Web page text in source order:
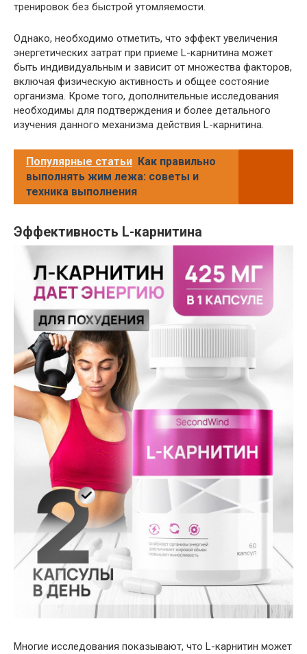
тренировок без быстрой утомляемости.
Однако, необходимо отметить, что эффект увеличения
энергетических затрат при приеме L-карнитина может
быть индивидуальным и зависит от множества факторов,
включая физическую активность и общее состояние
организма. Кроме того, дополнительные исследования
необходимы для подтверждения и более детального
изучения данного механизма действия L-карнитина.
Популярные статьи Как правильно
выполнять жим лежа: советы и
техника выполнения
Эффективность L-карнитина
Многие исследования показывают, что L-карнитин может